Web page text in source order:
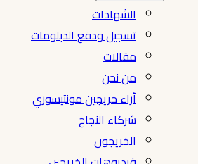
الشهادات
تسجيل ودفع الدبلومات
مقالات
من نحن
أراء خريجين مونتيسوري
شركاء النجاح
الخريجون